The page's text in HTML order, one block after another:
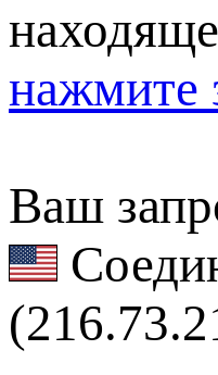
нажмите
Ваш